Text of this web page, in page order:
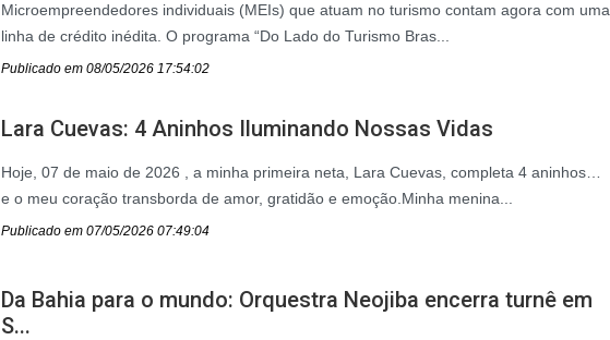
Microempreendedores individuais (MEIs) que atuam no turismo contam agora com uma
linha de crédito inédita. O programa “Do Lado do Turismo Bras...
Publicado em 08/05/2026 17:54:02
Lara Cuevas: 4 Aninhos Iluminando Nossas Vidas
Hoje, 07 de maio de 2026 , a minha primeira neta, Lara Cuevas, completa 4 aninhos…
e o meu coração transborda de amor, gratidão e emoção.Minha menina...
Publicado em 07/05/2026 07:49:04
Da Bahia para o mundo: Orquestra Neojiba encerra turnê em
S...